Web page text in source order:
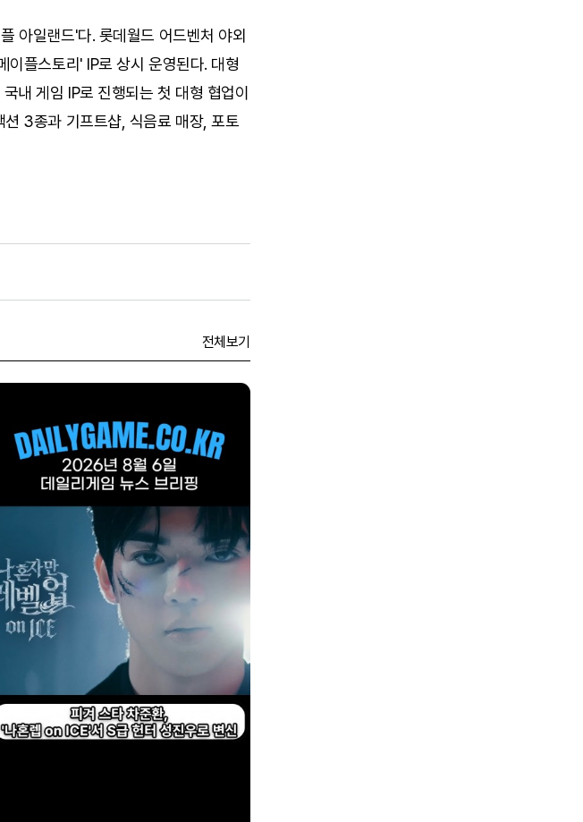
아일랜드'다. 롯데월드 어드벤처 야외
플스토리' IP로 상시 운영된다. 대형
내 게임 IP로 진행되는 첫 대형 협업이
3종과 기프트샵, 식음료 매장, 포토
전체보기